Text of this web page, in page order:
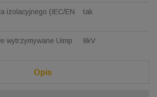
izolacyjnego (IEC/EN
tak
wytrzymywane Uimp 8kV
Opis